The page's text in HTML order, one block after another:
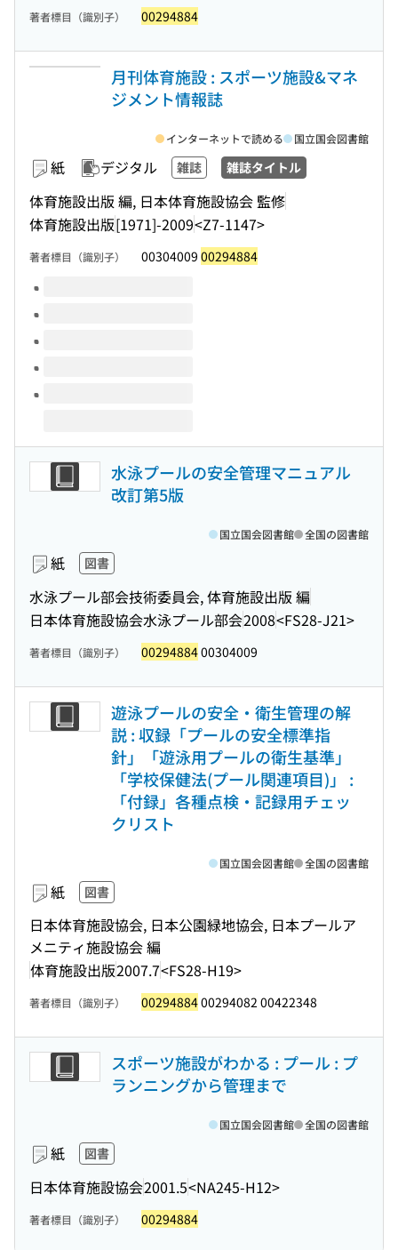
著者標目（識別子） 00294884
月刊体育施設 : スポーツ施設&マネ
ジメント情報誌
紙 デジタル 雑誌 雑誌タイトル
体育施設出版 編, 日本体育施設協会 監修
体育施設出版[1971]-2009<Z7-1147>
インターネットで読める 国立国会図書館
著者標目（識別子） 00304009 00294884
このタイトルの巻号
水泳プールの安全管理マニュアル
改訂第5版
紙 図書
水泳プール部会技術委員会, 体育施設出版 編
日本体育施設協会水泳プール部会2008<FS28-J21>
国立国会図書館 全国の図書館
著者標目（識別子） 0029488400304009
遊泳プールの安全・衛生管理の解
説 : 収録「プールの安全標準指
針」「遊泳用プールの衛生基準」
「学校保健法(プール関連項目)」 :
「付録」各種点検・記録用チェッ
クリスト
紙 図書
日本体育施設協会, 日本公園緑地協会, 日本プールア
メニティ施設協会 編
体育施設出版2007.7<FS28-H19>
国立国会図書館 全国の図書館
著者標目（識別子） 0029488400294082 00422348
スポーツ施設がわかる : プール : プ
ランニングから管理まで
紙 図書
日本体育施設協会2001.5<NA245-H12>
国立国会図書館 全国の図書館
著者標目（識別子） 00294884